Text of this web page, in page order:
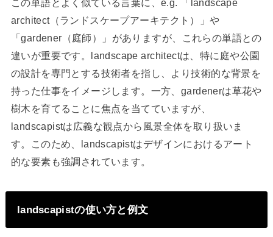
この単語とよく似ている言葉に、e.g. 「landscape
architect（ランドスケープアーキテクト）」や
「gardener（庭師）」がありますが、これらの単語との
違いが重要です。landscape architectは、特に庭や公園
の設計を専門とする技術者を指し、より技術的な背景を
持った仕事をイメージします。一方、gardenerは草花や
樹木を育てることに焦点を当てていますが、
landscapistは広義な観点から風景全体を取り扱いま
す。このため、landscapistはデザインにおけるアート
的な要素も強調されています。
landscapistの使い方と例文